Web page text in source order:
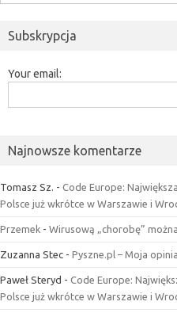
Subskrypcja
Your email:
Najnowsze komentarze
Tomasz Sz. - Code Europe:
Polsce już wkrótce w Warszawie i
Przemek - Wirusową „chorobę”
Zuzanna Stec - Pyszne.pl – Moja
Paweł Steryd - Code Europe:
Polsce już wkrótce w Warszawie i